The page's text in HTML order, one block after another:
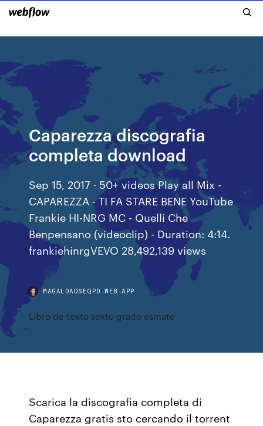
Caparezza discografia
completa download
Sep 15, 2017 · 50+ videos Play all Mix -
CAPAREZZA - TI FA STARE BENE YouTube
Frankie HI-NRG MC - Quelli Che
Benpensano (videoclip) - Duration: 4:14.
frankiehinrgVEVO 28,492,139 views
MAGALOADSEQPD.WEB.APP
Libro de texto sexto grado esmate
Scarica la discografia completa di
Caparezza gratis sto cercando il torrent